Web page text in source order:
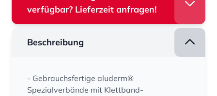
verfügbar? Lieferzeit anfragen!
Beschreibung
- Gebrauchsfertige aluderm®
Spezialverbände mit Klettband-